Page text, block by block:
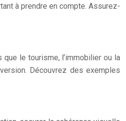
à prendre en compte. Assurez-
le tourisme, l’immobilier ou la
Découvrez des exemples